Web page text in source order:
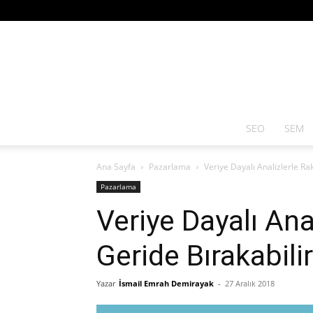
SEO SEM
Ana Sayfa Pazarlama Veriye Dayalı Analizlerle
Pazarlama
Veriye Dayalı
Geride
Yazar İsmail Emrah Demirayak - 27 Aralık 2018